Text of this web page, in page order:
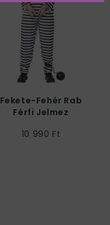
Fekete-Fehér Rab
Férfi Jelmez
10 990 Ft